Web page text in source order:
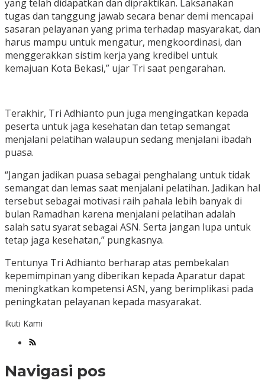
yang telah didapatkan dan dipraktikan. Laksanakan
tugas dan tanggung jawab secara benar demi mencapai
sasaran pelayanan yang prima terhadap masyarakat, dan
harus mampu untuk mengatur, mengkoordinasi, dan
menggerakkan sistim kerja yang kredibel untuk
kemajuan Kota Bekasi,” ujar Tri saat pengarahan.
Terakhir, Tri Adhianto pun juga mengingatkan kepada
peserta untuk jaga kesehatan dan tetap semangat
menjalani pelatihan walaupun sedang menjalani ibadah
puasa.
“Jangan jadikan puasa sebagai penghalang untuk tidak
semangat dan lemas saat menjalani pelatihan. Jadikan hal
tersebut sebagai motivasi raih pahala lebih banyak di
bulan Ramadhan karena menjalani pelatihan adalah
salah satu syarat sebagai ASN. Serta jangan lupa untuk
tetap jaga kesehatan,” pungkasnya.
Tentunya Tri Adhianto berharap atas pembekalan
kepemimpinan yang diberikan kepada Aparatur dapat
meningkatkan kompetensi ASN, yang berimplikasi pada
peningkatan pelayanan kepada masyarakat.
Ikuti Kami
Navigasi pos